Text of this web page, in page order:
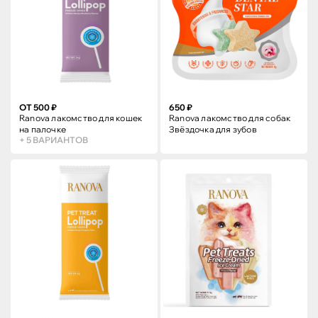
ОТ 500 ₽
Ranova лакомство для кошек
на палочке
+ 5 ВАРИАНТОВ
650 ₽
Ranova лакомство для собак
Звёздочка для зубов